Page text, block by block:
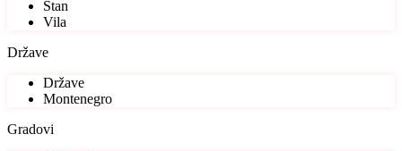
Stan
Vila
Države
Države
Montenegro
Gradovi